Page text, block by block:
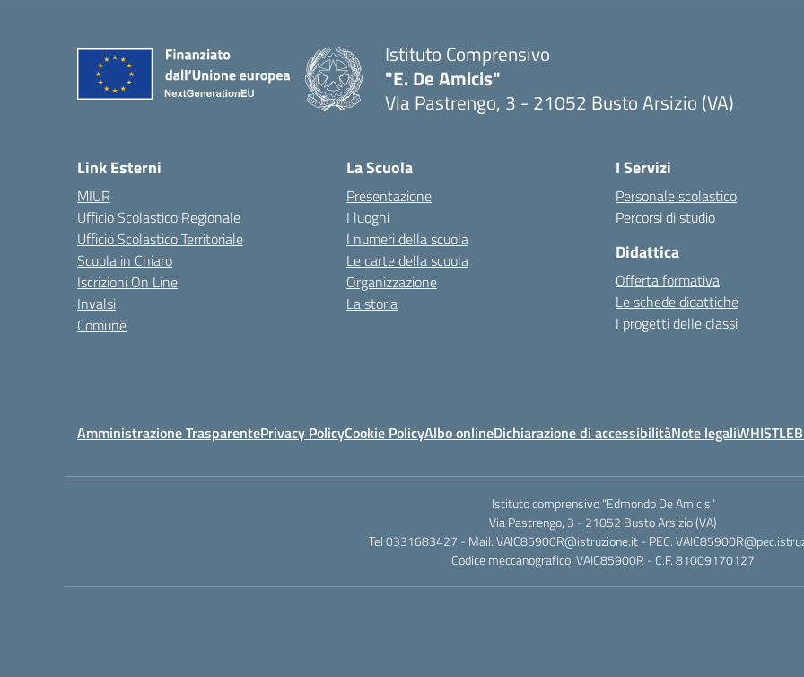
Istituto Comprensivo
"E. De Amicis"
Via Pastrengo, 3 - 21052 Busto Arsizio (VA)
Link Esterni
MIUR
Ufficio Scolastico Regionale
Ufficio Scolastico Territoriale
Scuola in Chiaro
Iscrizioni On Line
Invalsi
Comune
La Scuola
Presentazione
I luoghi
I numeri della scuola
Le carte della scuola
Organizzazione
La storia
I Servizi
Personale scolastico
Percorsi di studio
Didattica
Offerta formativa
Le schede didattiche
I progetti delle classi
Amministrazione TrasparentePrivacy PolicyCookie PolicyAlbo onlineDichiarazione di accessibilitàNote legali
Istituto comprensivo "Edmondo De Amicis"
Via Pastrengo, 3 - 21052 Busto Arsizio (VA)
Tel 0331683427 - Mail: VAIC85900R@istruzione.it - PEC:
Codice meccanografico: VAIC85900R - C.F. 81009170127